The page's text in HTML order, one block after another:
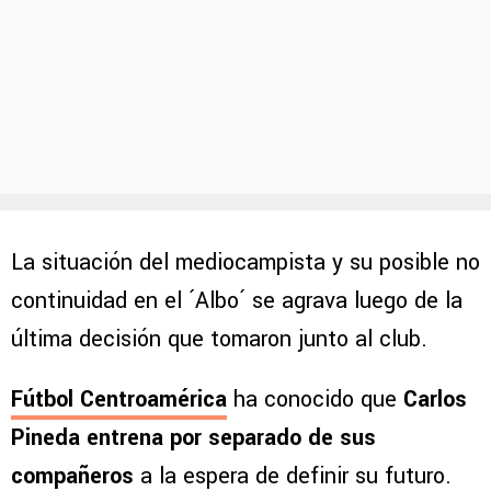
La situación del mediocampista y su posible no
continuidad en el ´Albo´ se agrava luego de la
última decisión que tomaron junto al club.
Fútbol Centroamérica ha conocido que Carlos
Pineda entrena por separado de sus
compañeros a la espera de definir su futuro.